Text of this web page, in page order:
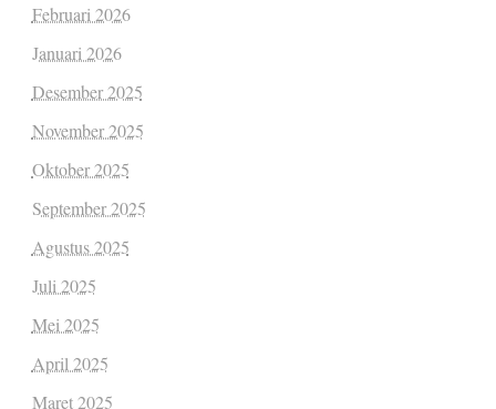
Februari 2026
Januari 2026
Desember 2025
November 2025
Oktober 2025
September 2025
Agustus 2025
Juli 2025
Mei 2025
April 2025
Maret 2025